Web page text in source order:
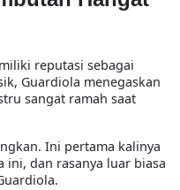
reputasi sebagai
Guardiola menegaskan
sangat ramah saat
Ini pertama kalinya
ini, dan rasanya luar biasa